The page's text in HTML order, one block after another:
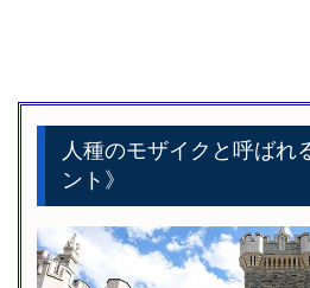
人種のモザイクと呼ばれ
ント》